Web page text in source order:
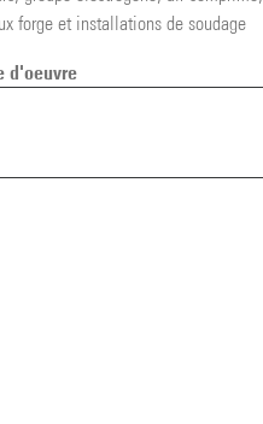
forge et installations de soudage
d'oeuvre